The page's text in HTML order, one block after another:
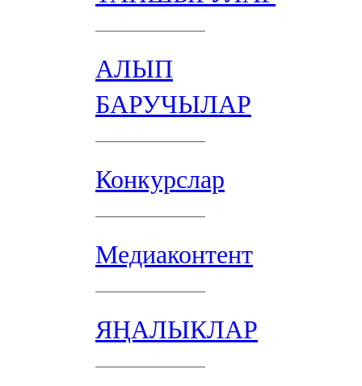
АЛЫП
БАРУЧЫЛАР
Конкурслар
Медиаконтент
ЯҢАЛЫКЛАР